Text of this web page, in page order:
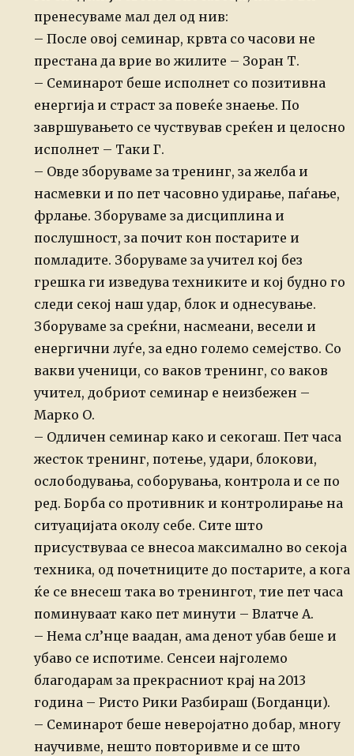
пренесуваме мал дел од нив:
– После овој семинар, крвта со часови не
престана да врие во жилите – Зоран Т.
– Семинарот беше исполнет со позитивна
енергија и страст за повеќе знаење. По
завршувањето се чуствував среќен и целосно
исполнет – Таки Г.
– Овде зборуваме за тренинг, за желба и
насмевки и по пет часовно удирање, паѓање,
фрлање. Зборуваме за дисциплина и
послушност, за почит кон постарите и
помладите. Зборуваме за учител кој без
грешка ги изведува техниките и кој будно го
следи секој наш удар, блок и однесување.
Зборуваме за среќни, насмеани, весели и
енергични луѓе, за едно големо семејство. Со
вакви ученици, со ваков тренинг, со ваков
учител, добриот семинар е неизбежен –
Марко О.
– Одличен семинар како и секогаш. Пет часа
жесток тренинг, потење, удари, блокови,
ослободувања, соборувања, контрола и се по
ред. Борба со противник и контролирање на
ситуацијата околу себе. Сите што
присуствуваа се внесоа максимално во секоја
техника, од почетниците до постарите, а кога
ќе се внесеш така во тренингот, тие пет часа
поминуваат како пет минути – Влатче А.
– Нема сл’нце ваадан, ама денот убав беше и
убаво се испотиме. Сенсеи најголемо
благодарам за прекрасниот крај на 2013
година – Ристо Рики Разбираш (Богданци).
– Семинарот беше неверојатно добар, многу
научивме, нешто повторивме и се што